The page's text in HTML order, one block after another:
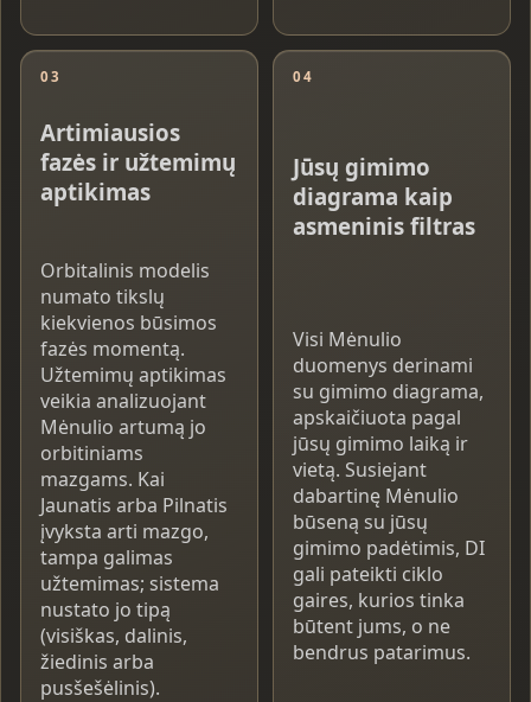
03
Artimiausios
fazės ir užtemimų
aptikimas
Orbitalinis modelis
numato tikslų
kiekvienos būsimos
fazės momentą.
Užtemimų aptikimas
veikia analizuojant
Mėnulio artumą jo
orbitiniams
mazgams. Kai
Jaunatis arba Pilnatis
įvyksta arti mazgo,
tampa galimas
užtemimas; sistema
nustato jo tipą
(visiškas, dalinis,
žiedinis arba
pusšešėlinis).
04
Jūsų gimimo
diagrama kaip
asmeninis filtras
Visi Mėnulio
duomenys derinami
su gimimo diagrama,
apskaičiuota pagal
jūsų gimimo laiką ir
vietą. Susiejant
dabartinę Mėnulio
būseną su jūsų
gimimo padėtimis, DI
gali pateikti ciklo
gaires, kurios tinka
būtent jums, o ne
bendrus patarimus.